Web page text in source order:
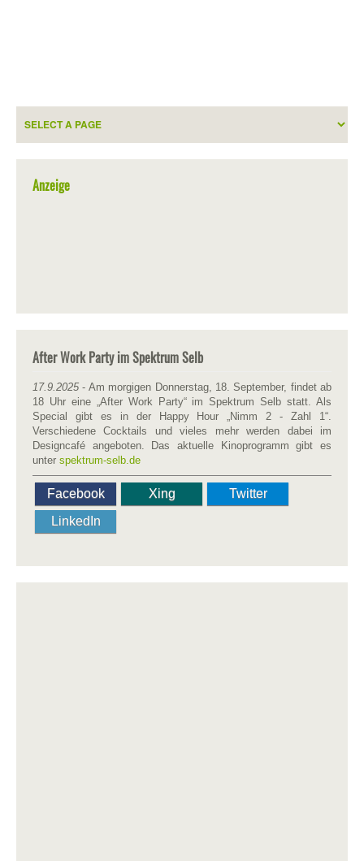
Anzeige
After Work Party im Spektrum Selb
17.9.2025 - Am morgigen Donnerstag, 18. September, findet ab
18 Uhr eine „After Work Party“ im Spektrum Selb statt. Als
Special gibt es in der Happy Hour „Nimm 2 - Zahl 1“.
Verschiedene Cocktails und vieles mehr werden dabei im
Designcafé angeboten. Das aktuelle Kinoprogramm gibt es
unter spektrum-selb.de
Facebook Xing
Twitter
LinkedIn